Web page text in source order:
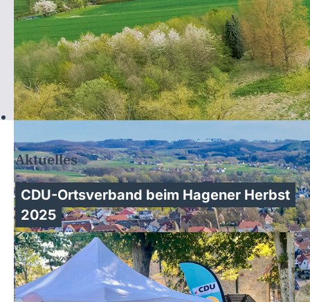
Aktuelles
CDU-Ortsverband beim Hagener Herbst
2025